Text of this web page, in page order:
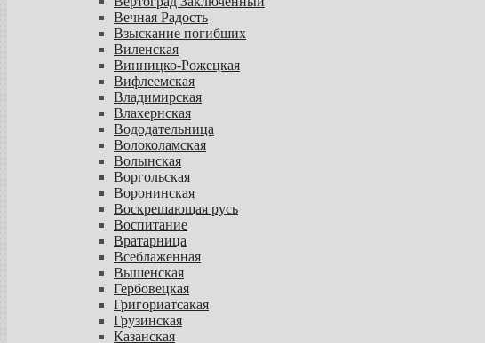
Вечная Радость
Взыскание погибших
Виленская
Винницко-Рожецкая
Вифлеемская
Владимирская
Влахернская
Вододательница
Волоколамская
Волынская
Воргольская
Воронинская
Воскрешающая русь
Воспитание
Вратарница
Всеблаженная
Вышенская
Гербовецкая
Григориатсакая
Грузинская
Казанская